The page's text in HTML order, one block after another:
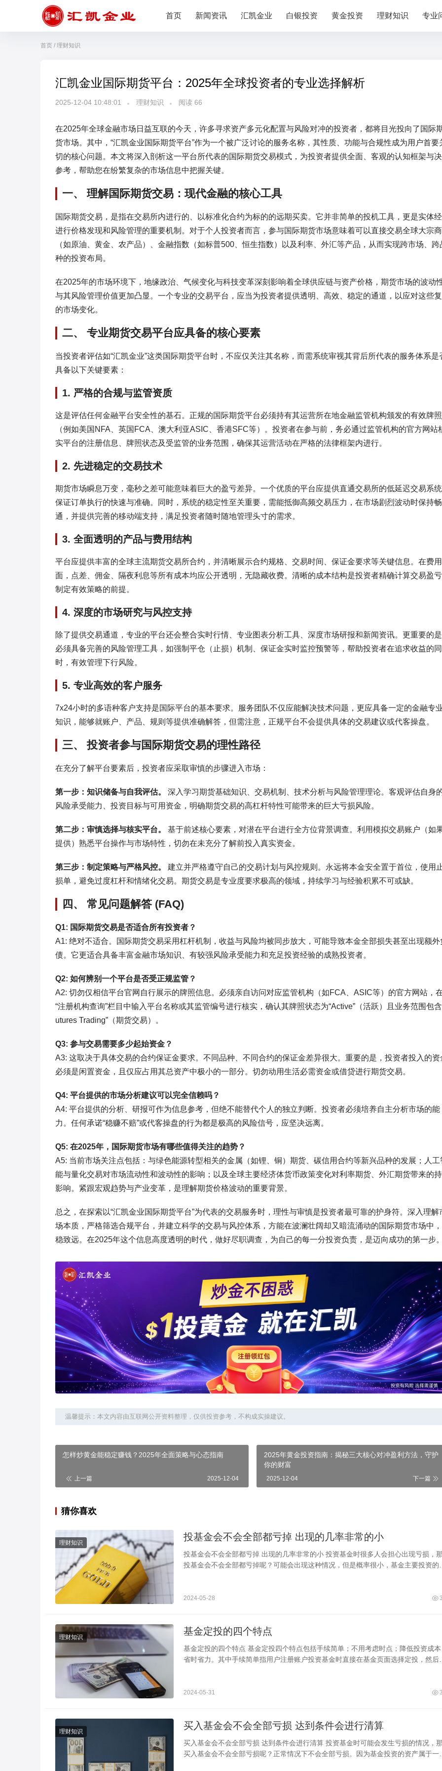
首页 新闻资讯 汇凯金业 白银投资 黄金投资 理财知识 专业
首页 / 理财知识
汇凯金业国际期货平台：2025年全球投资者的专业选择解析
2025-12-04 10:48:01 理财知识 阅读 66
在2025年全球金融市场日益互联的今天，许多寻求资产多元化配置与风险对冲的投资者，都将目光投向了国际
货市场。其中，“汇凯金业国际期货平台”作为一个被广泛讨论的服务名称，其性质、功能与合规性成为用户首要
切的核心问题。本文将深入剖析这一平台所代表的国际期货交易模式，为投资者提供全面、客观的认知框架与
参考，帮助您在纷繁复杂的市场信息中把握关键。
一、 理解国际期货交易：现代金融的核心工具
国际期货交易，是指在交易所内进行的、以标准化合约为标的的远期买卖。它并非简单的投机工具，更是实体
进行价格发现和风险管理的重要机制。对于个人投资者而言，参与国际期货市场意味着可以直接交易全球大宗
（如原油、黄金、农产品）、金融指数（如标普500、恒生指数）以及利率、外汇等产品，从而实现跨市场、跨
种的投资布局。
在2025年的市场环境下，地缘政治、气候变化与科技变革深刻影响着全球供应链与资产价格，期货市场的波动
与其风险管理价值更加凸显。一个专业的交易平台，应当为投资者提供透明、高效、稳定的通道，以应对这些
的市场变化。
二、 专业期货交易平台应具备的核心要素
当投资者评估如“汇凯金业”这类国际期货平台时，不应仅关注其名称，而需系统审视其背后所代表的服务体系是
具备以下关键要素：
1. 严格的合规与监管资质
这是评估任何金融平台安全性的基石。正规的国际期货平台必须持有其运营所在地金融监管机构颁发的有效牌照
（例如美国NFA、英国FCA、澳大利亚ASIC、香港SFC等）。投资者在参与前，务必通过监管机构的官方网站
实平台的注册信息、牌照状态及受监管的业务范围，确保其运营活动在严格的法律框架内进行。
2. 先进稳定的交易技术
期货市场瞬息万变，毫秒之差可能意味着巨大的盈亏差异。一个优质的平台应提供直通交易所的低延迟交易系统
保证订单执行的快速与准确。同时，系统的稳定性至关重要，需能抵御高频交易压力，在市场剧烈波动时保持畅
通，并提供完善的移动端支持，满足投资者随时随地管理头寸的需求。
3. 全面透明的产品与费用结构
平台应提供丰富的全球主流期货交易所合约，并清晰展示合约规格、交易时间、保证金要求等关键信息。在费
面，点差、佣金、隔夜利息等所有成本均应公开透明，无隐藏收费。清晰的成本结构是投资者精确计算交易盈亏
制定有效策略的前提。
4. 深度的市场研究与风控支持
除了提供交易通道，专业的平台还会整合实时行情、专业图表分析工具、深度市场研报和新闻资讯。更重要的是
必须具备完善的风险管理工具，如强制平仓（止损）机制、保证金实时监控预警等，帮助投资者在追求收益的同
时，有效管理下行风险。
5. 专业高效的客户服务
7x24小时的多语种客户支持是国际平台的基本要求。服务团队不仅应能解决技术问题，更应具备一定的金融专
知识，能够就账户、产品、规则等提供准确解答，但需注意，正规平台不会提供具体的交易建议或代客操盘。
三、 投资者参与国际期货交易的理性路径
在充分了解平台要素后，投资者应采取审慎的步骤进入市场：
第一步：知识储备与自我评估。
深入学习期货基础知识、交易机制、技术分析与风险管理理论。客观评估自身
风险承受能力、投资目标与可用资金，明确期货交易的高杠杆特性可能带来的巨大亏损风险。
第二步：审慎选择与核实平台。
基于前述核心要素，对潜在平台进行全方位背景调查。利用模拟交易账户（如
提供）熟悉平台操作与市场特性，切勿在未充分了解前投入真实资金。
第三步：制定策略与严格风控。
建立并严格遵守自己的交易计划与风控规则。永远将本金安全置于首位，使用
损单，避免过度杠杆和情绪化交易。期货交易是专业度要求极高的领域，持续学习与经验积累不可或缺。
四、 常见问题解答 (FAQ)
Q1: 国际期货交易是否适合所有投资者？
A1: 绝对不适合。国际期货交易采用杠杆机制，收益与风险均被同步放大，可能导致本金全部损失甚至出现额外
债。它更适合具备丰富金融市场知识、有较强风险承受能力和充足投资经验的成熟投资者。
Q2: 如何辨别一个平台是否受正规监管？
A2: 切勿仅相信平台官网自行展示的牌照信息。必须亲自访问对应监管机构（如FCA、ASIC等）的官方网站，
“注册机构查询”栏目中输入平台名称或其监管编号进行核实，确认其牌照状态为“Active”（活跃）且业务范围包含
utures Trading”（期货交易）。
Q3: 参与交易需要多少起始资金？
A3: 这取决于具体交易的合约保证金要求。不同品种、不同合约的保证金差异很大。重要的是，投资者投入的资
必须是闲置资金，且仅应占用其总资产中极小的一部分。切勿动用生活必需资金或借贷进行期货交易。
Q4: 平台提供的市场分析建议可以完全信赖吗？
A4: 平台提供的分析、研报可作为信息参考，但绝不能替代个人的独立判断。投资者必须培养自主分析市场的能
力。任何承诺“稳赚不赔”或代客操盘的行为都是极高的风险信号，应坚决远离。
Q5: 在2025年，国际期货市场有哪些值得关注的趋势？
A5: 当前市场关注点包括：与绿色能源转型相关的金属（如锂、铜）期货、碳信用合约等新兴品种的发展；人工
能与量化交易对市场流动性和波动性的影响；以及全球主要经济体货币政策变化对利率期货、外汇期货带来的
影响。紧跟宏观趋势与产业变革，是理解期货价格波动的重要背景。
总之，在探索以“汇凯金业国际期货平台”为代表的交易服务时，理性与审慎是投资者最可靠的护身符。深入理解
场本质，严格筛选合规平台，并建立科学的交易与风控体系，方能在波澜壮阔却又暗流涌动的国际期货市场中
稳致远。在2025年这个信息高度透明的时代，做好尽职调查，为自己的每一分投资负责，是迈向成功的第一步。
温馨提示：本文内容由互联网公开资料整理，仅供投资参考，不构成实操建议。
怎样炒黄金能稳定赚钱？2025年全面策略与心态指南
上一篇 2025-12-04
2025年黄金投资指南：揭秘三大核心对冲盈利方法，守护
你的财富
2025-12-04 下一篇
猜你喜欢
理财知识
投基金会不会全部都亏掉 出现的几率非常的小
投基金会不会全部都亏掉 出现的几率非常的小 投资基金时很多人会担心出现亏损，那么
投基金会不会全部都亏掉呢？可能会出现这种情况，但是概率很小，基金主要投资的是
2024-05-28
理财知识
基金定投的四个特点
基金定投的四个特点 基金定投四个特点包括手续简单；不用考虑时点；降低投资成本
省时省力。其中手续简单指用户注册账户投资基金时直接在基金页面选择定投，然后选
2024-05-31
理财知识
买入基金会不会全部亏损 达到条件会进行清算
买入基金会不会全部亏损 达到条件会进行清算 投资基金时可能会发生亏损的情况，那么
买入基金会不会全部亏损呢？正常情况下不会全部亏损。因为基金投资的资产属于一篮